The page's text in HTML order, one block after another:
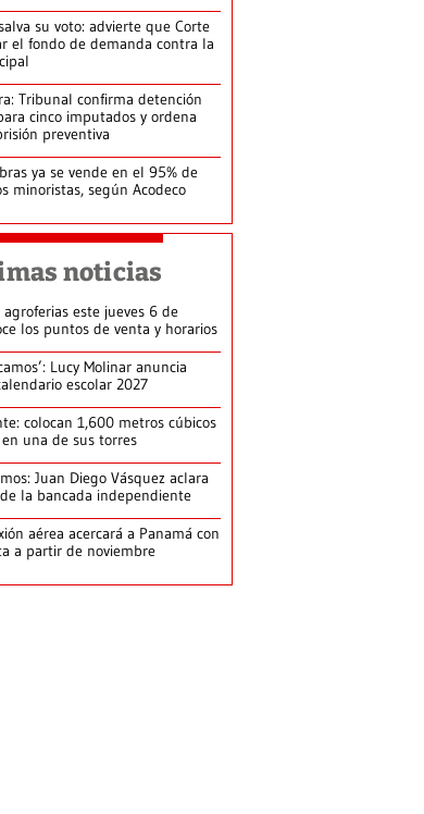
su voto: advierte que Corte
el fondo de demanda contra la
Tribunal confirma detención
cinco imputados y ordena
preventiva
ya se vende en el 95% de
minoristas, según Acodeco
noticias
agroferias este jueves 6 de
los puntos de venta y horarios
Lucy Molinar anuncia
escolar 2027
colocan 1,600 metros cúbicos
una de sus torres
Juan Diego Vásquez aclara
la bancada independiente
aérea acercará a Panamá con
a partir de noviembre